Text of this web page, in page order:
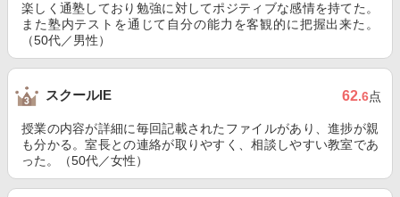
楽しく通塾しており勉強に対してポジティブな感情を持てた。
また塾内テストを通じて自分の能力を客観的に把握出来た。
（50代／男性）
スクールIE 62.6点
授業の内容が詳細に毎回記載されたファイルがあり、進捗が親
も分かる。室長との連絡が取りやすく、相談しやすい教室であ
った。（50代／女性）